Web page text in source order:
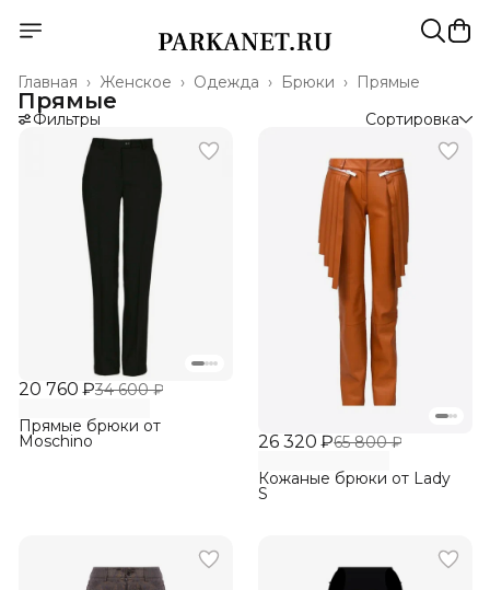
Прямые
Брюки ›
Одежда ›
Женское ›
Главная ›
Прямые
Фильтры Сортировка
20 760 ₽34 600 ₽
Прямые брюки от
Moschino 26 320 ₽65 800 ₽
Кожаные брюки от Lady
S